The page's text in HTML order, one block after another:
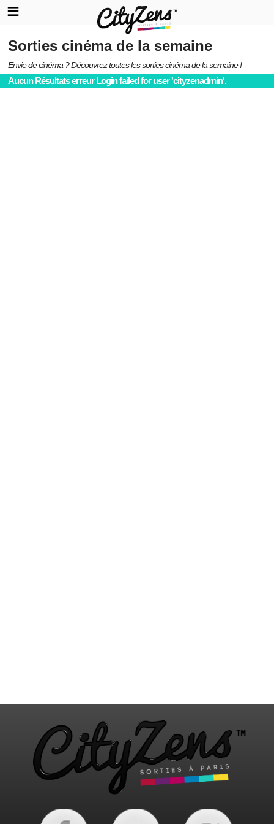
Sorties cinéma de la semaine
Envie de cinéma ? Découvrez toutes les sorties cinéma de la semaine !
Aucun Résultats erreur Login failed for user 'cityzenadmin'.